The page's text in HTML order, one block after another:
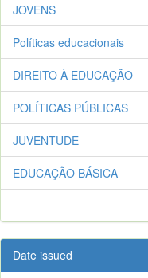
JOVENS
Políticas educacionais
DIREITO À EDUCAÇÃO
POLÍTICAS PÚBLICAS
JUVENTUDE
EDUCAÇÃO BÁSICA
Date issued